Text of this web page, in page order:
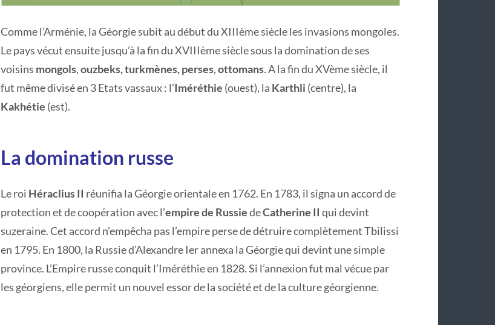
Comme l’Arménie, la Géorgie subit au début du XIIIème siècle les invasions mongoles.
Le pays vécut ensuite jusqu’à la fin du XVIIIème siècle sous la domination de ses
voisins mongols,ouzbeks, turkmènes, perses,ottomans. A la fin du XVème siècle, il
fut même divisé en 3 Etats vassaux : l’Iméréthie (ouest), la Karthli (centre), la
Kakhétie (est).
La domination russe
Le roi Héraclius II réunifia la Géorgie orientale en 1762. En 1783, il signa un accord de
protection et de coopération avec l’empire de RussiedeCatherine II qui devint
suzeraine. Cet accord n’empêcha pas l’empire perse de détruire complètement Tbilissi
en 1795. En 1800, la Russie d’Alexandre Ier annexa la Géorgie qui devint une simple
province. L’Empire russe conquit l’Iméréthie en 1828. Si l’annexion fut mal vécue par
les géorgiens, elle permit un nouvel essor de la société et de la culture géorgienne.